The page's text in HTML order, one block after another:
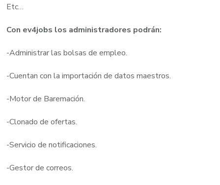
Etc…
Con ev4jobs los administradores podrán:
-Administrar las bolsas de empleo.
-Cuentan con la importación de datos maestros.
-Motor de Baremación.
-Clonado de ofertas.
-Servicio de notificaciones.
-Gestor de correos.